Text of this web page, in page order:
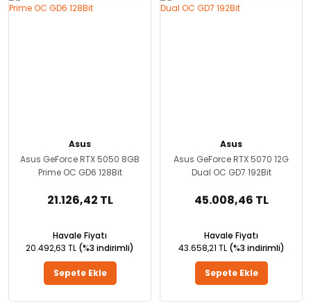
Asus
Asus GeForce RTX 5050 8GB
Prime OC GD6 128Bit
21.126,42 TL
Havale Fiyatı
20.492,63 TL (%3 indirimli)
Sepete Ekle
Asus
Asus GeForce RTX 5070 12G
Dual OC GD7 192Bit
45.008,46 TL
Havale Fiyatı
43.658,21 TL (%3 indirimli)
Sepete Ekle